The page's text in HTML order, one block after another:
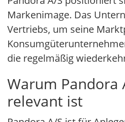
Markenimage. Das
Vertriebs, um seine
die regelmäßig
Warum Pandora
relevant ist